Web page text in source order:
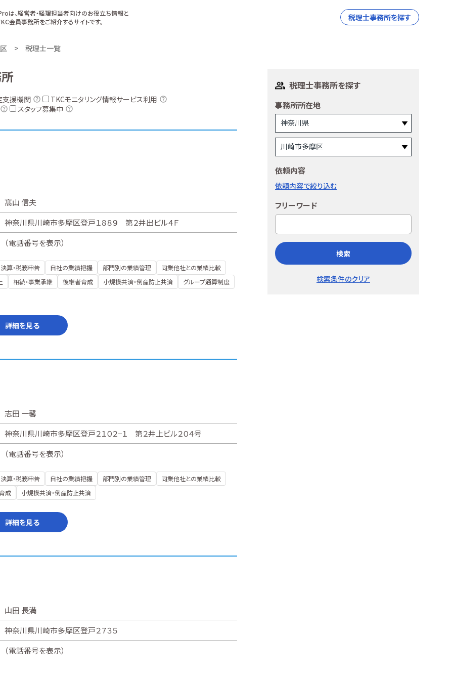
は、経営者・経理担当者向けのお役立ち情報と
会員事務所をご紹介するサイトです。
税理士事務所を探す
税理士一覧
支援機関
TKCモニタリング情報サービス利用
スタッフ募集中
髙山 信夫
神奈川県川崎市多摩区登戸１８８９ 第２井出ビル４Ｆ
（電話番号を表示）
決算・税務申告 自社の業績把握 部門別の業績管理
同業他社との業績比較
相続・事業承継 後継者育成 小規模共済・倒産防止共済 グループ通算制度
詳細を見る
志田 一馨
神奈川県川崎市多摩区登戸２１０２−１ 第２井上ビル２０４号
（電話番号を表示）
決算・税務申告 自社の業績把握 部門別の業績管理
同業他社との業績比較
成
小規模共済・倒産防止共済
詳細を見る
山田 長満
神奈川県川崎市多摩区登戸２７３５
（電話番号を表示）
税理士事務所を探す
事務所所在地
依頼内容
依頼内容で絞り込む
フリーワード
検索
検索条件のクリア